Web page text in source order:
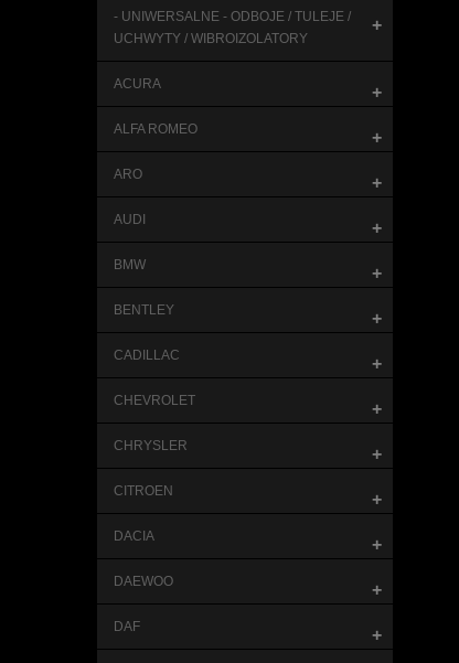
- UNIWERSALNE - ODBOJE / TULEJE /
UCHWYTY / WIBROIZOLATORY
+
ACURA +
ALFA ROMEO +
ARO +
AUDI +
BMW +
BENTLEY +
CADILLAC +
CHEVROLET +
CHRYSLER +
CITROEN +
DACIA +
DAEWOO +
DAF +